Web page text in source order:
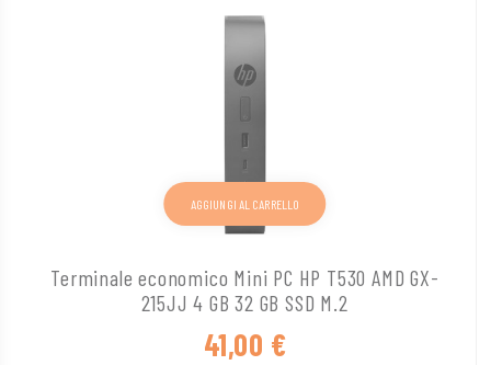
Terminale economico Mini PC HP T530 AMD GX-
215JJ 4 GB 32 GB SSD M.2
41,00 €
AGGIUNGI AL CARRELLO